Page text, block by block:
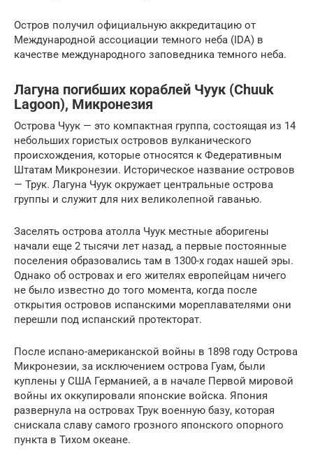
Остров получил официальную аккредитацию от
Международной ассоциации темного неба (IDA) в
качестве международного заповедника темного неба.
Лагуна погибших кораблей Чуук (Chuuk
Lagoon), Микронезия
Острова Чуук — это компактная группа, состоящая из 14
небольших гористых островов вулканического
происхождения, которые относятся к Федеративным
Штатам Микронезии. Историческое название островов
— Трук. Лагуна Чуук окружает центральные острова
группы и служит для них великолепной гаванью.
Заселять острова атолла Чуук местные аборигены
начали еще 2 тысячи лет назад, а первые постоянные
поселения образовались там в 1300-х годах нашей эры.
Однако об островах и его жителях европейцам ничего
не было известно до того момента, когда после
открытия островов испанскими мореплавателями они
перешли под испанский протекторат.
После испано-американской войны в 1898 году Острова
Микронезии, за исключением острова Гуам, были
куплены у США Германией, а в начале Первой мировой
войны их оккупировали японские войска. Япония
развернула на островах Трук военную базу, которая
снискала славу самого грозного японского опорного
пункта в Тихом океане.